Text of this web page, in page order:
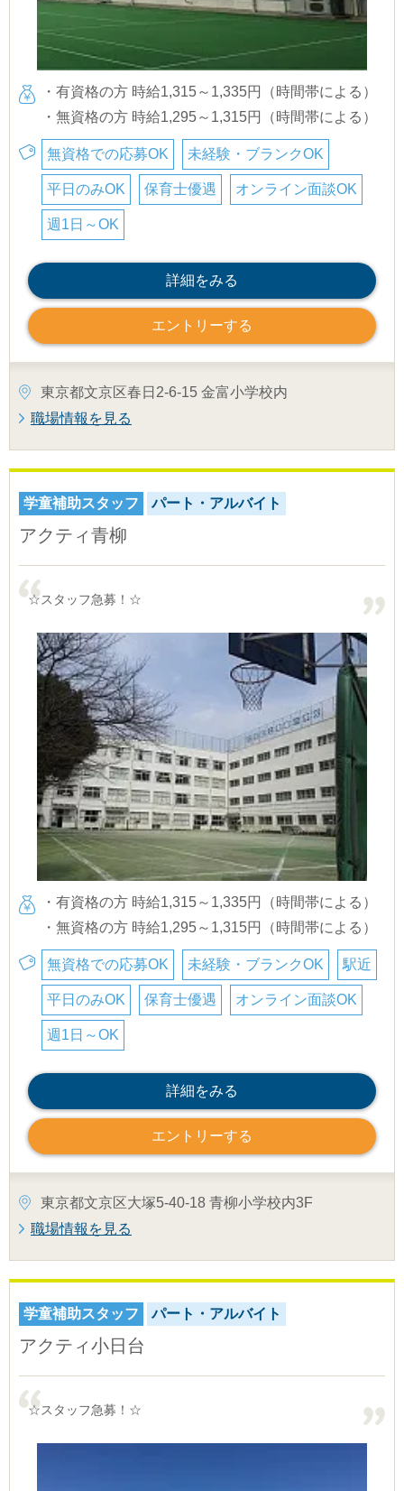
・有資格の方 時給1,315～1,335円（時間帯による）
・無資格の方 時給1,295～1,315円（時間帯による）
無資格での応募OK 未経験・ブランクOK
平日のみOK 保育士優遇 オンライン面談OK
週1日～OK
詳細をみる
エントリーする
東京都文京区春日2-6-15 金富小学校内
職場情報を見る
学童補助スタッフ パート・アルバイト
アクティ青柳
☆スタッフ急募！☆
・有資格の方 時給1,315～1,335円（時間帯による）
・無資格の方 時給1,295～1,315円（時間帯による）
無資格での応募OK 未経験・ブランクOK 駅近
平日のみOK 保育士優遇 オンライン面談OK
週1日～OK
詳細をみる
エントリーする
東京都文京区大塚5-40-18 青柳小学校内3F
職場情報を見る
学童補助スタッフ パート・アルバイト
アクティ小日台
☆スタッフ急募！☆